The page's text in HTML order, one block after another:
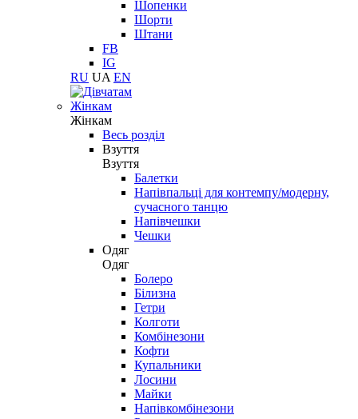
Шопенки
Шорти
Штани
FB
IG
RU UA EN
Жінкам
Жінкам
Весь розділ
Взуття
Взуття
Балетки
Напівпальці для контемпу/модерну,
сучасного танцю
Напівчешки
Чешки
Одяг
Одяг
Болеро
Білизна
Гетри
Колготи
Комбінезони
Кофти
Купальники
Лосини
Майки
Напівкомбінезони